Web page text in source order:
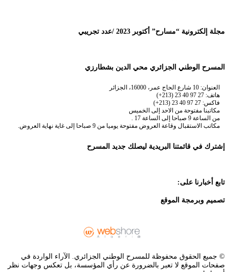
مجلة إلكترونية “مسارح” أكتوبر 2023 /عدد تجريبي
المسرح الوطني الجزائري محي الدين بشطارزي
العنوان: 10 شارع الحاج عمر، 16000، الجزائر
هاتف: 27 97 40 23 (213+)
فاكس: 27 97 40 23 (213+)
مكاتبنا مفتوحة من الاحد إلى الخميس
من الساعة 9 صباحا إلى الساعة 17 .
مكاتب الاستقبال وقاعة العروض مفتوحة يوميا من 9 صباحا إلى غاية نهاية العروض.
إشترك في قائمتنا البريدية ليصلك جديد المسرح
تابع أخبارنا على:
تصميم وبرمجة الموقع
© جميع الحقوق محفوظة للمسرح الوطني الجزائري. الآراء الواردة في
صفحات الموقع لا تعبر بالضرورة عن رأي المؤسسة، بل تعكس وجهات نظر